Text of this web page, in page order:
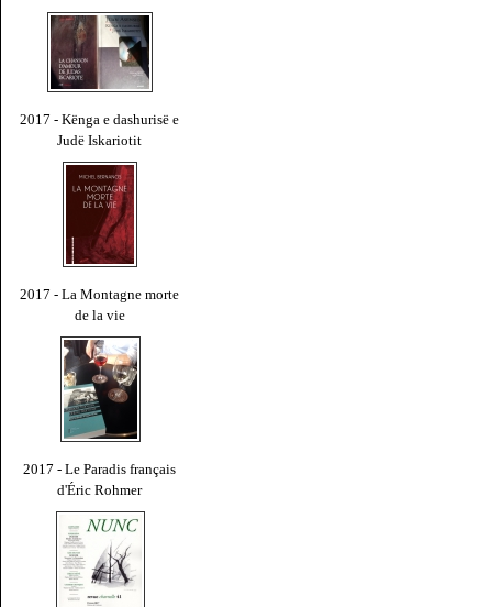
2017 - Kënga e dashurisë e
Judë Iskariotit
2017 - La Montagne morte
de la vie
2017 - Le Paradis français
d'Éric Rohmer